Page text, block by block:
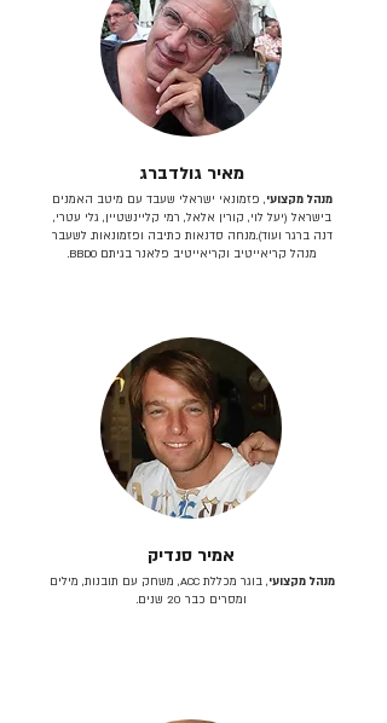
מאיר גולדברג
מנהל מקצועי, פזמונאי ישראלי שעבד עם מיטב האמנים
בישראל (יעל לוי, קורין אלאל, רמי קליינשטיין, גלי עטרי,
דנה ברגר ועוד).מנחה סדנאות כתיבה ופזמונאות. לשעבר
מנהל קריאייטיב וקריאייטיב פלאנר בגיתם BBDO.
אמיר סנדיק
מנהל מקצועי
, בוגר מכללת ACC, משחק עם תובנות, מילים
ומסרים כבר 20 שנים.